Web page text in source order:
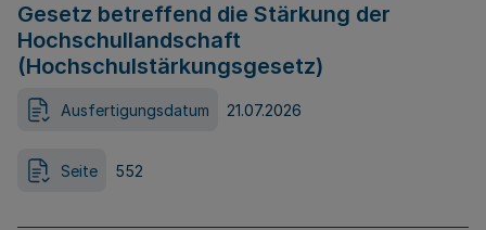
Gesetz betreffend die Stärkung der
Hochschullandschaft
(Hochschulstärkungsgesetz)
Ausfertigungsdatum 21.07.2026
Seite 552